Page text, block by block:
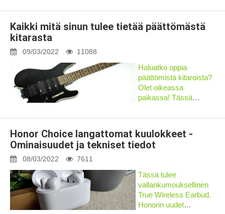
MagicWatch 2:ta
useilla ajoilla ja nostoilla
Kaikki mitä sinun tulee tietää päättömästä
kitarasta
09/03/2022 11088
Haluatko oppia
päättömistä kitaroista?
Olet oikeassa
paikassa! Tässä
kerromme kaikesta,
näistä ainutlaatuisista
soittimista. Puhumme
Honor Choice langattomat kuulokkeet -
Ominaisuudet ja tekniset tiedot
08/03/2022 7611
Tässä tulee
vallankumouksellinen
True Wireless Earbud.
Honorin uudet